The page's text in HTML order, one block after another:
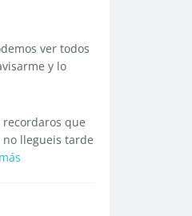
ver todos
y lo
que
llegueis tarde